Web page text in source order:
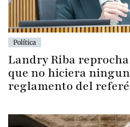
Política
Landry Riba
que no hiciera
reglamento del